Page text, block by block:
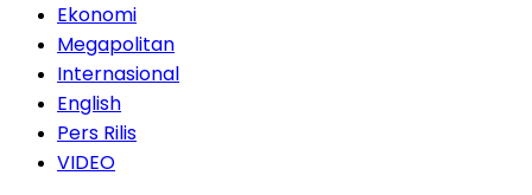
Ekonomi
Megapolitan
Internasional
English
Pers Rilis
VIDEO